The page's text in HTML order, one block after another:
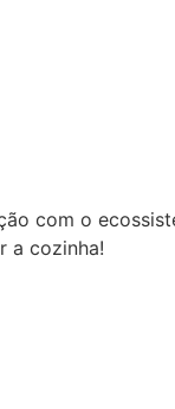
com o
a cozinha!